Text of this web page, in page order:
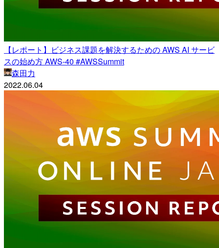
【レポート】ビジネス課題を解決するための AWS AI サービ
スの始め方 AWS-40 #AWSSummit
森田力
2022.06.04